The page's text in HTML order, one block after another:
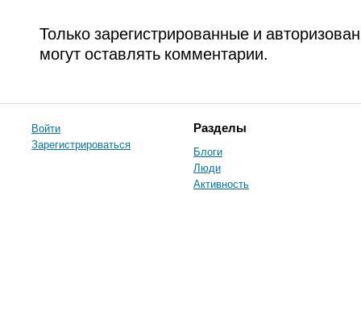
Только зарегистрированные и
могут оставлять комментарии.
Войти
Зарегистрироваться
Разделы
Блоги
Люди
Активность